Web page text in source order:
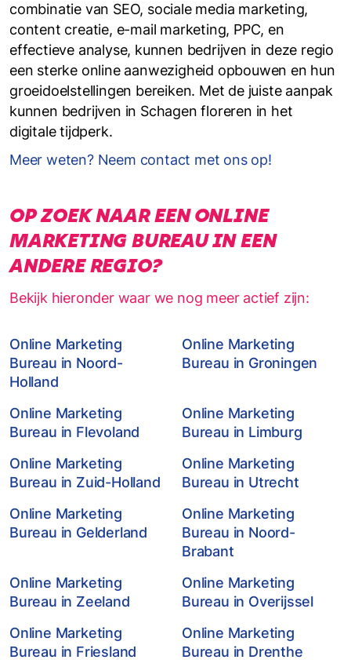
combinatie van SEO, sociale media marketing,
content creatie, e-mail marketing, PPC, en
effectieve analyse, kunnen bedrijven in deze regio
een sterke online aanwezigheid opbouwen en hun
groeidoelstellingen bereiken. Met de juiste aanpak
kunnen bedrijven in Schagen floreren in het
digitale tijdperk.
Meer weten? Neem contact met ons op!
OP ZOEK NAAR EEN ONLINE
MARKETING BUREAU IN EEN
ANDERE REGIO?
Bekijk hieronder waar we nog meer actief zijn:
Online Marketing
Bureau in Noord-
Holland
Online Marketing
Bureau in Groningen
Online Marketing
Bureau in Flevoland
Online Marketing
Bureau in Limburg
Online Marketing
Bureau in Zuid-Holland
Online Marketing
Bureau in Utrecht
Online Marketing
Bureau in Gelderland
Online Marketing
Bureau in Noord-
Brabant
Online Marketing
Bureau in Zeeland
Online Marketing
Bureau in Overijssel
Online Marketing
Bureau in Friesland
Online Marketing
Bureau in Drenthe